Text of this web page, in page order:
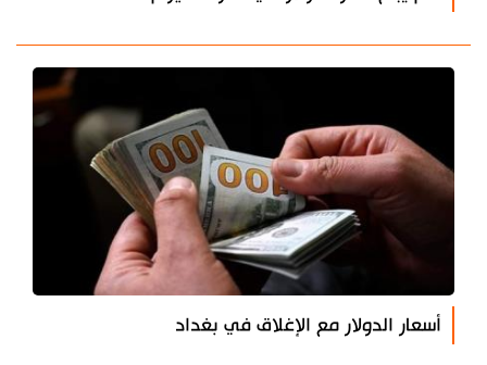
أسعار الدولار مع الإغلاق في بغداد